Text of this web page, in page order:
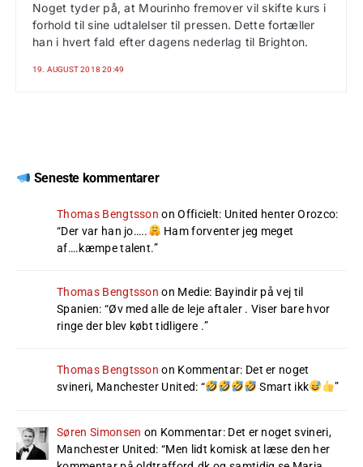
Noget tyder på, at Mourinho fremover vil skifte kurs i
forhold til sine udtalelser til pressen. Dette fortæller
han i hvert fald efter dagens nederlag til Brighton.
19. AUGUST 2018 20:49
Seneste kommentarer
Thomas Bengtsson onOfficielt: United henter Orozco:
“Der var han jo…..
Ham forventer jeg meget
af….kæmpe talent.”
Thomas Bengtsson on Medie: Bayindir på vej til
Spanien: “Øv med alle de leje aftaler . Viser bare hvor
ringe der blev købt tidligere .”
Thomas Bengtsson on Kommentar: Det er noget
svineri, Manchester United: “ Smart ikk ”
Søren Simonsen on Kommentar: Det er noget svineri,
Manchester United: “Men lidt komisk at læse den her